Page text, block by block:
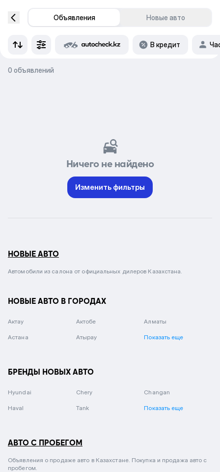
Объявления Новые авто
В кредит
0 объявлений
Ничего не найдено
Изменить фильтры
НОВЫЕ АВТО
Автомобили из салона от официальных дилеров Казахстана.
НОВЫЕ АВТО В ГОРОДАХ
Актау Актобе Алматы
Астана Атырау Показать еще
БРЕНДЫ НОВЫХ АВТО
Hyundai Chery Changan
Haval Tank Показать еще
АВТО С ПРОБЕГОМ
Объявления о продаже авто в Казахстане. Покупка и продажа авто с
пробегом.